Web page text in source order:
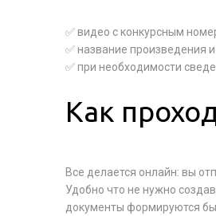
✅ видео с конкурсным
✅ название произведения
✅ при необходимости
Как
Все делается онлайн: вы
Удобно что не нужно
документы формируются